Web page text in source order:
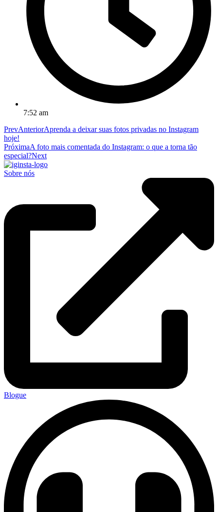
7:52 am
PrevAnteriorAprenda a deixar suas fotos privadas no Instagram
hoje!
PróximaA foto mais comentada do Instagram: o que a torna tão
especial?Next
Sobre nós
Blogue